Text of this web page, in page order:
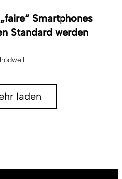
Smartphones
Standard werden
laden